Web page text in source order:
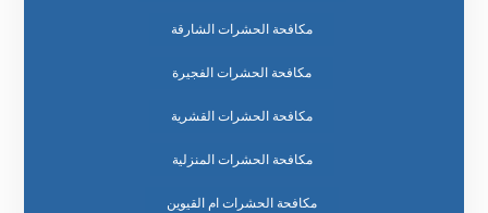
مكافحة الحشرات الشارقة
مكافحة الحشرات الفجيرة
مكافحة الحشرات القشرية
مكافحة الحشرات المنزلية
مكافحة الحشرات ام القيوين